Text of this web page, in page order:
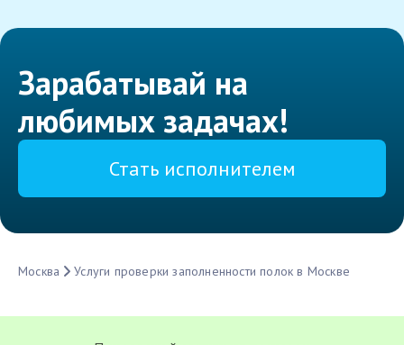
Зарабатывай на
любимых задачах!
Стать исполнителем
Москва Услуги проверки заполненности полок в Москве